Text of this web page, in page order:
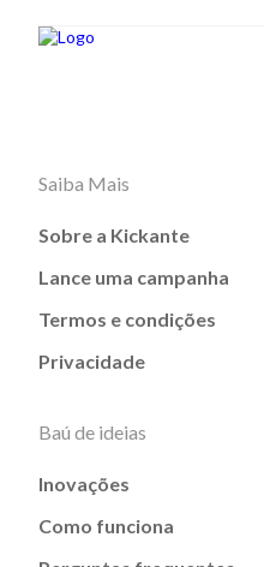
Saiba Mais
Sobre a Kickante
Lance uma campanha
Termos e condições
Privacidade
Baú de ideias
Inovações
Como funciona